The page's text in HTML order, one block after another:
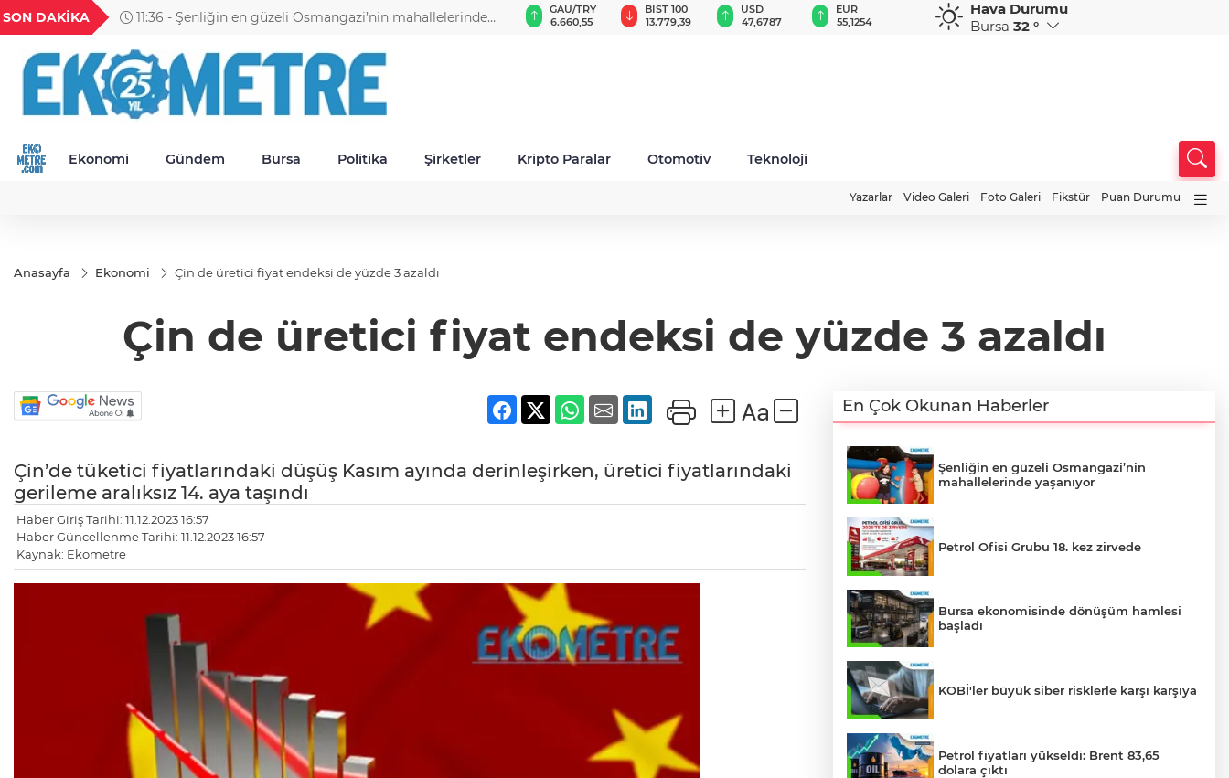
SON DAKİKA 11:30 - Petrol Ofisi Grubu 18. kez zirvede
1,1849
GEL
18,2677
16,3788
27,9743
VND
0,0018
GAU/TRY
6.660,55
BIST 100
13.779,39
USD
47,6787
EUR
55,1254
CHF
59,0083
Hava Durumu
Bursa 32 °
Ekonomi Gündem Bursa Politika Şirketler Kripto Paralar Otomotiv Teknoloji
Yazarlar Video Galeri Foto Galeri Fikstür Puan Durumu
Anasayfa Ekonomi Çin de üretici fiyat endeksi de yüzde 3 azaldı
Çin de üretici fiyat endeksi de yüzde 3 azaldı
Çin’de tüketici fiyatlarındaki düşüş Kasım ayında derinleşirken, üretici fiyatlarındaki
gerileme aralıksız 14. aya taşındı
Haber Giriş Tarihi: 11.12.2023 16:57
Haber Güncellenme Tarihi: 11.12.2023 16:57
Kaynak: Ekometre
En Çok Okunan Haberler
Şenliğin en güzeli Osmangazi’nin
mahallelerinde yaşanıyor
Petrol Ofisi Grubu 18. kez zirvede
Bursa ekonomisinde dönüşüm hamlesi
başladı
KOBİ'ler büyük siber risklerle karşı karşıya
Petrol fiyatları yükseldi: Brent 83,65
dolara çıktı